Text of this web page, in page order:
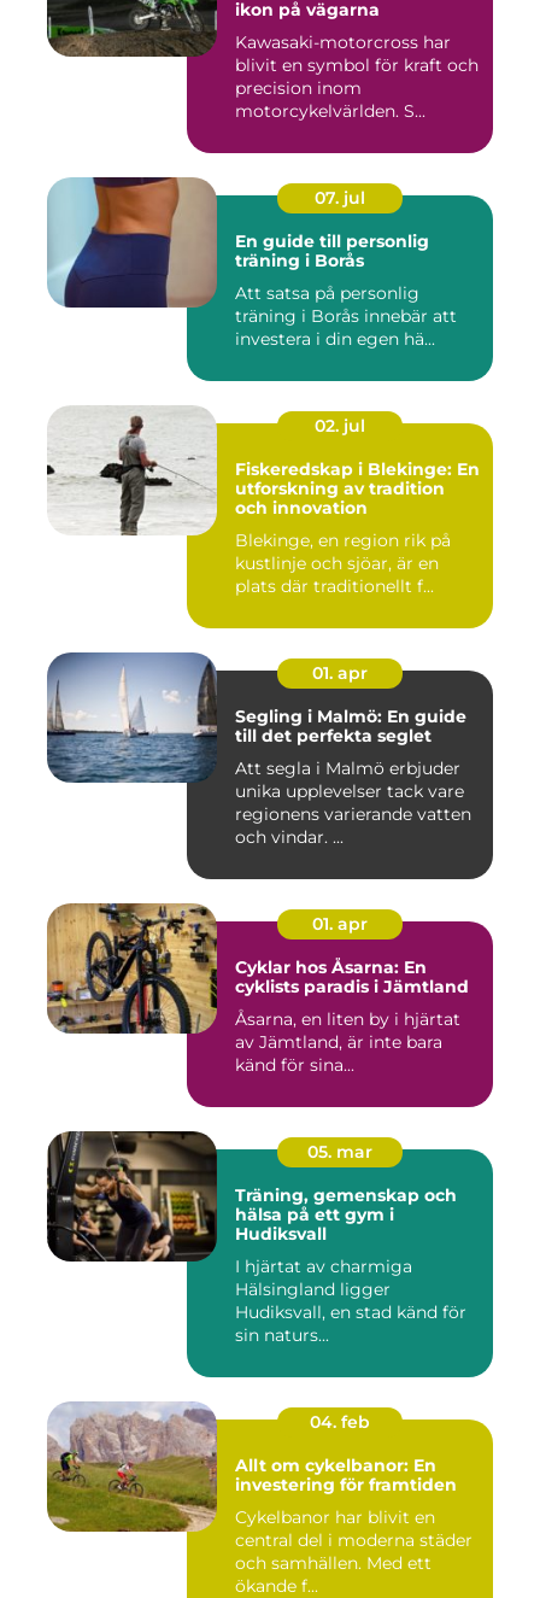
ikon på vägarna
Kawasaki-motorcross har
blivit en symbol för kraft och
precision inom
motorcykelvärlden. S...
07. jul
En guide till personlig
träning i Borås
Att satsa på personlig
träning i Borås innebär att
investera i din egen hä...
02. jul
Fiskeredskap i Blekinge: En
utforskning av tradition
och innovation
Blekinge, en region rik på
kustlinje och sjöar, är en
plats där traditionellt f...
01. apr
Segling i Malmö: En guide
till det perfekta seglet
Att segla i Malmö erbjuder
unika upplevelser tack vare
regionens varierande vatten
och vindar. ...
01. apr
Cyklar hos Åsarna: En
cyklists paradis i Jämtland
Åsarna, en liten by i hjärtat
av Jämtland, är inte bara
känd för sina...
05. mar
Träning, gemenskap och
hälsa på ett gym i
Hudiksvall
I hjärtat av charmiga
Hälsingland ligger
Hudiksvall, en stad känd för
sin naturs...
04. feb
Allt om cykelbanor: En
investering för framtiden
Cykelbanor har blivit en
central del i moderna städer
och samhällen. Med ett
ökande f...